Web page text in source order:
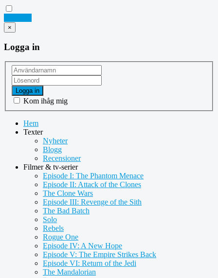
×
Logga in
Logga in
Kom ihåg mig
Hem
Texter
Nyheter
Blogg
Recensioner
Filmer & tv-serier
Episode I: The Phantom Menace
Episode II: Attack of the Clones
The Clone Wars
Episode III: Revenge of the Sith
The Bad Batch
Solo
Rebels
Rogue One
Episode IV: A New Hope
Episode V: The Empire Strikes Back
Episode VI: Return of the Jedi
The Mandalorian